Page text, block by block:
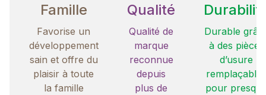
Famille
Favorise un
développement
sain et offre du
plaisir à toute
la famille
Qualité
Qualité de
marque
reconnue
depuis
plus de
Durable
à des pièces
d’usure
remplaçables
pour